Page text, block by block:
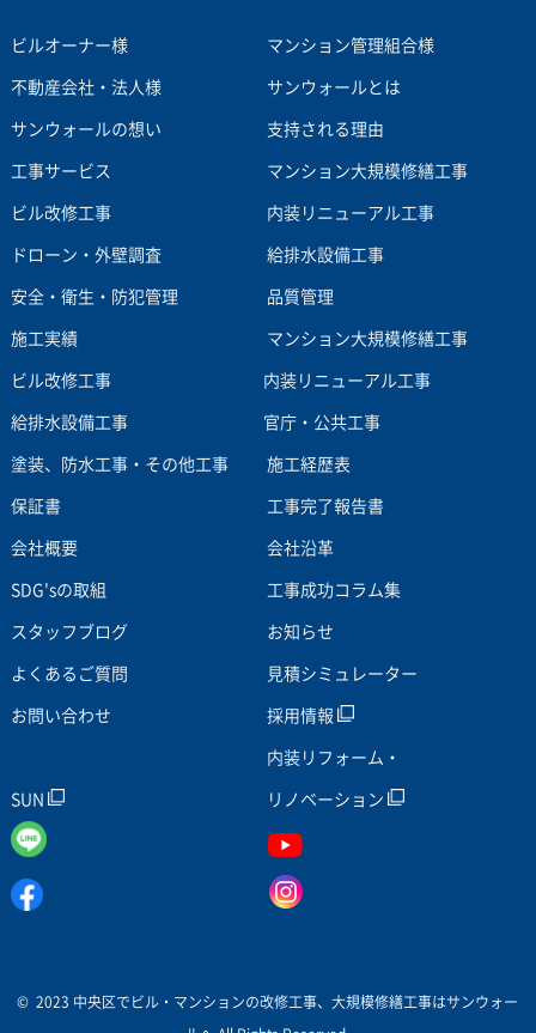
ビルオーナー様 マンション管理組合様
不動産会社・法人様 サンウォールとは
サンウォールの想い 支持される理由
工事サービス マンション大規模修繕工事
ビル改修工事 内装リニューアル工事
ドローン・外壁調査 給排水設備工事
安全・衛生・防犯管理 品質管理
施工実績 マンション大規模修繕工事
ビル改修工事 内装リニューアル工事
給排水設備工事 官庁・公共工事
塗装、防水工事・その他工事 施工経歴表
保証書 工事完了報告書
会社概要 会社沿革
SDG'sの取組 工事成功コラム集
スタッフブログ お知らせ
よくあるご質問 見積シミュレーター
お問い合わせ 採用情報
SUN
内装リフォーム・
リノベーション
© 2023 中央区でビル・マンションの改修工事、大規模修繕工事はサンウォー